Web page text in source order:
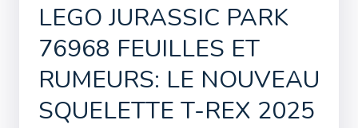
LEGO JURASSIC PARK
76968 FEUILLES ET
RUMEURS: LE NOUVEAU
SQUELETTE T-REX 2025